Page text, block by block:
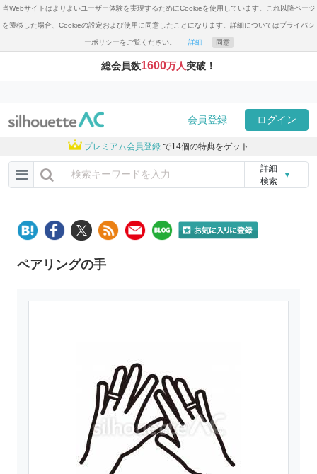
当Webサイトはよりよいユーザー体験を実現するためにCookieを使用しています。これ以降ページ
を遷移した場合、Cookieの設定および使用に同意したことになります。詳細についてはプライバシ
ーポリシーをご覧ください。 詳細 同意
総会員数1600万人突破！
会員登録 ログイン
プレミアム会員登録 で14個の特典をゲット
詳細
検索
▼
ペアリングの手